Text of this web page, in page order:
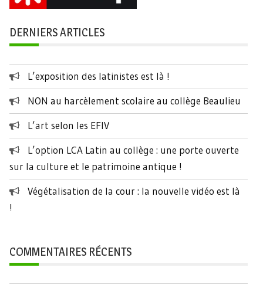
DERNIERS ARTICLES
L’exposition des latinistes est là !
NON au harcèlement scolaire au collège Beaulieu
L’art selon les EFIV
L’option LCA Latin au collège : une porte ouverte
sur la culture et le patrimoine antique !
Végétalisation de la cour : la nouvelle vidéo est là
!
COMMENTAIRES RÉCENTS